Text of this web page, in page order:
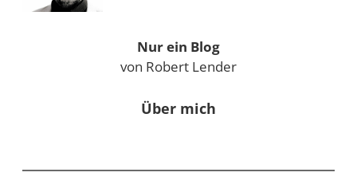
Nur ein Blog
von Robert Lender
Über mich